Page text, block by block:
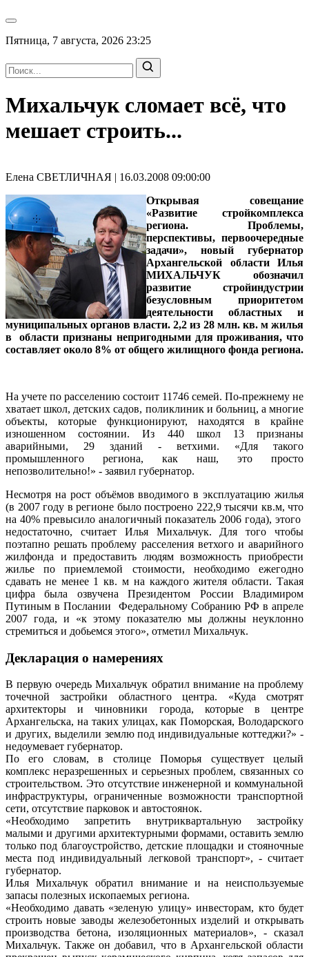
Пятница, 7 августа, 2026 23:25
Михальчук сломает всё, что
мешает строить...
Елена СВЕТЛИЧНАЯ | 16.03.2008 09:00:00
Открывая совещание
«Развитие стройкомплекса
региона. Проблемы,
перспективы, первоочередные
задачи», новый губернатор
Архангельской области Илья
МИХАЛЬЧУК обозначил
развитие стройиндустрии
безусловным приоритетом
деятельности областных и
муниципальных органов власти. 2,2 из 28 млн. кв. м жилья
в области признаны непригодными для проживания, что
составляет около 8% от общего жилищного фонда региона.
На учете по расселению состоит 11746 семей. По-прежнему не
хватает школ, детских садов, поликлиник и больниц, а многие
объекты, которые функционируют, находятся в крайне
изношенном состоянии. Из 440 школ 13 признаны
аварийными, 29 зданий - ветхими. «Для такого
промышленного региона, как наш, это просто
непозволительно!» - заявил губернатор.
Несмотря на рост объёмов вводимого в эксплуатацию жилья
(в 2007 году в регионе было построено 222,9 тысячи кв.м, что
на 40% превысило аналогичный показатель 2006 года), этого
недостаточно, считает Илья Михальчук. Для того чтобы
поэтапно решать проблему расселения ветхого и аварийного
жилфонда и предоставить людям возможность приобрести
жилье по приемлемой стоимости, необходимо ежегодно
сдавать не менее 1 кв. м на каждого жителя области. Такая
цифра была озвучена Президентом России Владимиром
Путиным в Послании Федеральному Собранию РФ в апреле
2007 года, и «к этому показателю мы должны неуклонно
стремиться и добьемся этого», отметил Михальчук.
Декларация о намерениях
В первую очередь Михальчук обратил внимание на проблему
точечной застройки областного центра. «Куда смотрят
архитекторы и чиновники города, которые в центре
Архангельска, на таких улицах, как Поморская, Володарского
и других, выделили землю под индивидуальные коттеджи?» -
недоумевает губернатор.
По его словам, в столице Поморья существует целый
комплекс неразрешенных и серьезных проблем, связанных со
строительством. Это отсутствие инженерной и коммунальной
инфраструктуры, ограниченные возможности транспортной
сети, отсутствие парковок и автостоянок.
«Необходимо запретить внутриквартальную застройку
малыми и другими архитектурными формами, оставить землю
только под благоустройство, детские площадки и стояночные
места под индивидуальный легковой транспорт», - считает
губернатор.
Илья Михальчук обратил внимание и на неиспользуемые
запасы полезных ископаемых региона.
«Необходимо давать «зеленую улицу» инвесторам, кто будет
строить новые заводы железобетонных изделий и открывать
производства бетона, изоляционных материалов», - сказал
Михальчук. Также он добавил, что в Архангельской области